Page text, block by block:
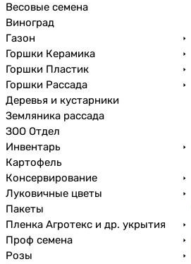
Весовые семена
Виноград
Газон
Горшки Керамика
Горшки Пластик
Горшки Рассада
Деревья и кустарники
Земляника рассада
ЗОО Отдел
Инвентарь
Картофель
Консервирование
Луковичные цветы
Пакеты
Пленка Агротекс и др. укрытия
Проф семена
Розы